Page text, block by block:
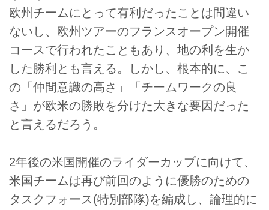
欧州チームにとって有利だったことは間違い
ないし、欧州ツアーのフランスオープン開催
コースで行われたこともあり、地の利を生か
した勝利とも言える。しかし、根本的に、こ
の「仲間意識の高さ」「チームワークの良
さ」が欧米の勝敗を分けた大きな要因だった
と言えるだろう。
2年後の米国開催のライダーカップに向けて、
米国チームは再び前回のように優勝のための
タスクフォース(特別部隊)を編成し、論理的に